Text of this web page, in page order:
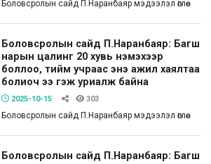
Боловсролын сайд П.Наранбаяр мэдээлэл өглөө.
Боловсролын сайд П.Наранбаяр: Багш
нарын цалинг 20 хувь нэмэхээр
боллоо, тийм учраас энэ ажил хаялтаа
болиоч ээ гэж уриалж байна
2025-10-15 303
Боловсролын сайд П.Наранбаяр мэдээлэл өглөө.
Боловсролын сайд П.Наранбаяр: Багш